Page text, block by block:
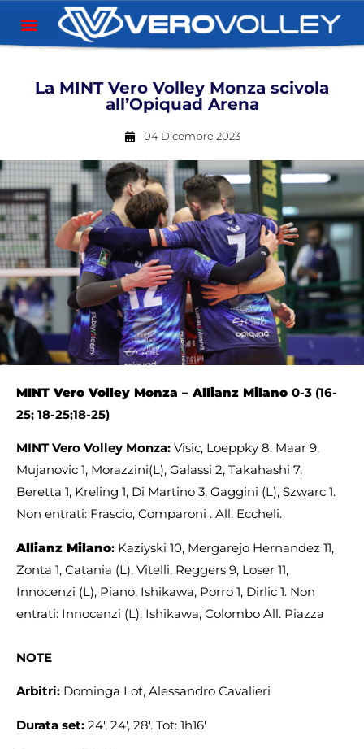
La MINT Vero Volley Monza scivola
all’Opiquad Arena
04 Dicembre 2023
MINT Vero Volley Monza – Allianz Milano 0-3 (16-
25; 18-25;18-25)
MINT Vero Volley Monza: Visic, Loeppky 8, Maar 9,
Mujanovic 1, Morazzini(L), Galassi 2, Takahashi 7,
Beretta 1, Kreling 1, Di Martino 3, Gaggini (L), Szwarc 1.
Non entrati: Frascio, Comparoni . All. Eccheli.
Allianz Milano: Kaziyski 10, Mergarejo Hernandez 11,
Zonta 1, Catania (L), Vitelli, Reggers 9, Loser 11,
Innocenzi (L), Piano, Ishikawa, Porro 1, Dirlic 1. Non
entrati: Innocenzi (L), Ishikawa, Colombo All. Piazza
NOTE
Arbitri: Dominga Lot, Alessandro Cavalieri
Durata set: 24′, 24′, 28′. Tot: 1h16′